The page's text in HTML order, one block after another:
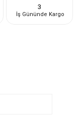
3
İş Gününde Kargo